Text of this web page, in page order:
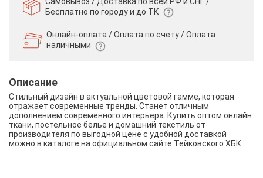
Бесплатно по городу и до ТК
Онлайн-оплата / Оплата по счету /Оплата
наличными
Описание
Стильный дизайн в актуальной цветовой гамме, которая
отражает современные тренды. Станет отличным
дополнением современного интерьера. Купить оптом онлайн
ткани, постельное белье и домашний текстиль от
производителя по выгодной цене с удобной доставкой
можно в каталоге на официальном сайте Тейковского ХБК